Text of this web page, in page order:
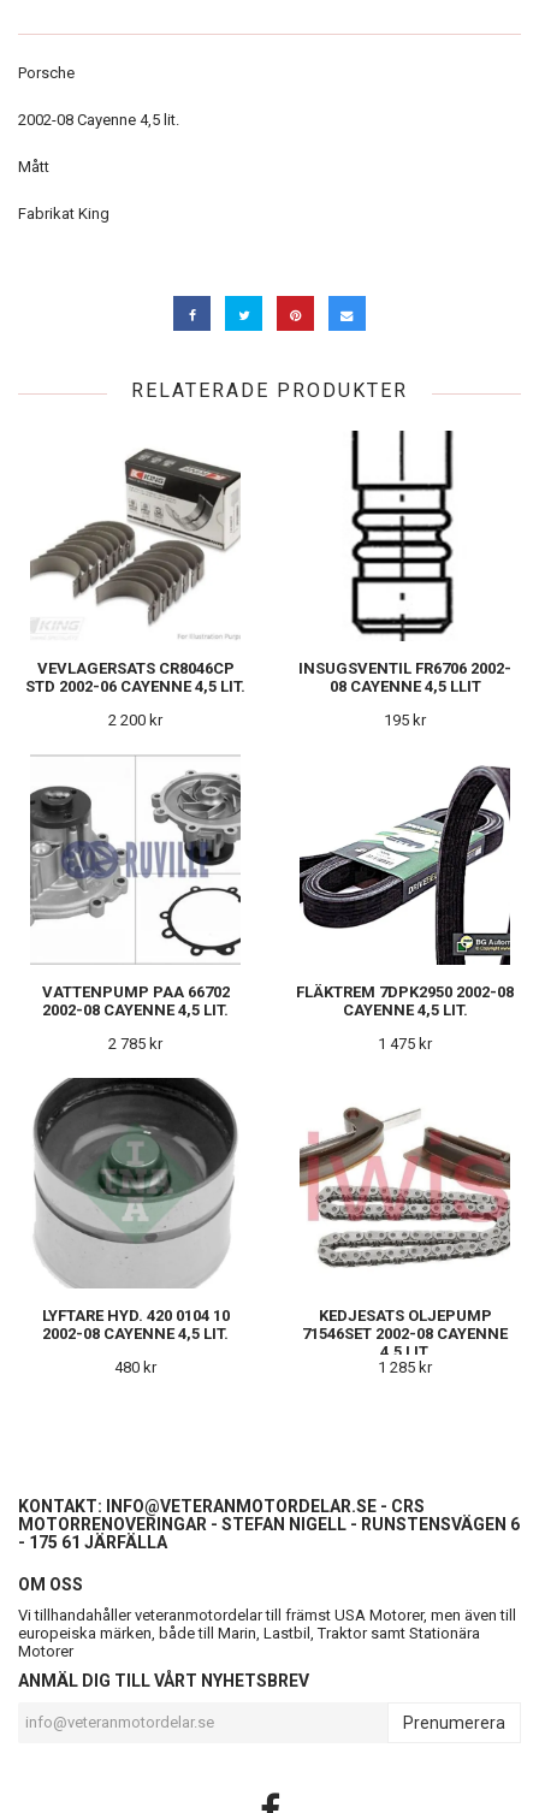
Porsche
2002-08 Cayenne 4,5 lit.
Mått
Fabrikat King
RELATERADE PRODUKTER
VEVLAGERSATS CR8046CP
STD 2002-06 CAYENNE 4,5 LIT.
2 200 kr
INSUGSVENTIL FR6706 2002-
08 CAYENNE 4,5 LLIT
195 kr
VATTENPUMP PAA 66702
2002-08 CAYENNE 4,5 LIT.
2 785 kr
FLÄKTREM 7DPK2950 2002-08
CAYENNE 4,5 LIT.
1 475 kr
LYFTARE HYD. 420 0104 10
2002-08 CAYENNE 4,5 LIT.
480 kr
KEDJESATS OLJEPUMP
71546SET 2002-08 CAYENNE
4,5 LIT.
1 285 kr
KONTAKT: INFO@VETERANMOTORDELAR.SE - CRS
MOTORRENOVERINGAR - STEFAN NIGELL - RUNSTENSVÄGEN 6
- 175 61 JÄRFÄLLA
OM OSS
Vi tillhandahåller veteranmotordelar till främst USA Motorer, men även till
europeiska märken, både till Marin, Lastbil, Traktor samt Stationära
Motorer
ANMÄL DIG TILL VÅRT NYHETSBREV
Prenumerera